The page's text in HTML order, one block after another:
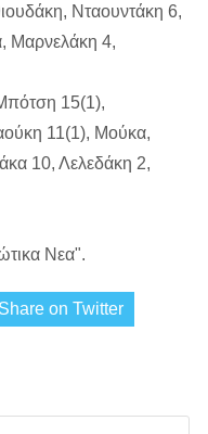
Νταουντάκη 6,
Μαρνελάκη 4,
15(1),
11(1), Μούκα,
10, Λελεδάκη 2,
Νεα".
Share on Twitter